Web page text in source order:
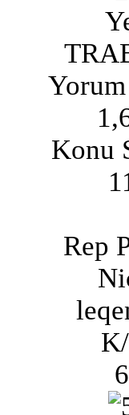
Yorum
Konu
Rep